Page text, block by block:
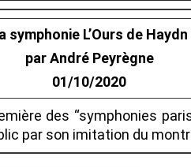
symphonie L’Ours de Haydn
par André Peyrègne
01/10/2020
des “symphonies
par son imitation du